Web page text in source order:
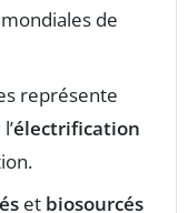
de
représente
électrification
et biosourcés